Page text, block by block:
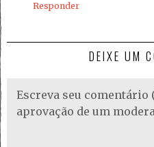
Responder
DEIXE UM